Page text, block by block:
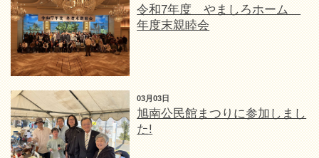
令和7年度 やましろホーム
年度末親睦会
03月03日
旭南公民館まつりに参加しまし
た!